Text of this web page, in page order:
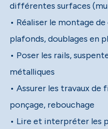
différentes surfaces
• Réaliser le montage
plafonds, doublages en
• Poser les rails,
métalliques
• Assurer les travaux
ponçage, rebouchage
• Lire et interpréter les